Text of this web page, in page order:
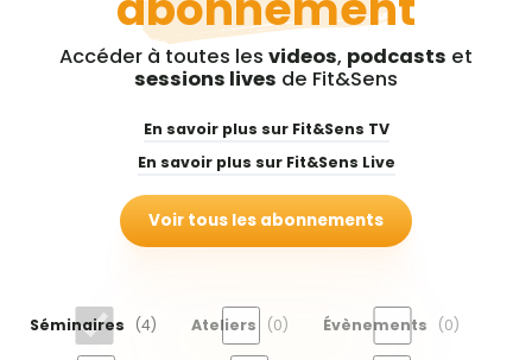
Accéder à toutes les videos, podcasts et
sessions lives de Fit&Sens
En savoir plus sur Fit&Sens TV
En savoir plus sur Fit&Sens Live
Voir tous les abonnements
Séminaires (4) Ateliers (0) Évènements (0)